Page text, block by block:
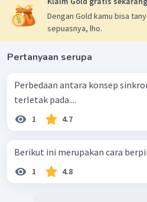
Dengan Gold kamu bisa
sepuasnya, lho.
Pertanyaan serupa
Perbedaan antara konsep
terletak pada....
1 4.7
Berikut ini merupakan cara
1 4.8